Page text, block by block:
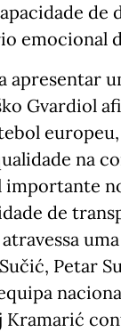
de
emocional
apresentar
Gvardiol
na
importante
de
Petar
Kramarić